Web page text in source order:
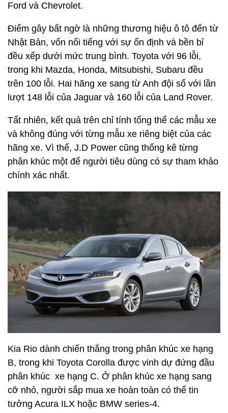
Ford và Chevrolet.
Điểm gây bất ngờ là những thương hiệu ô tô đến từ
Nhật Bản, vốn nổi tiếng với sự ổn định và bền bỉ
đều xếp dưới mức trung bình. Toyota với 96 lỗi,
trong khi Mazda, Honda, Mitsubishi, Subaru đều
trên 100 lỗi. Hai hãng xe sang từ Anh đội sổ với lần
lượt 148 lỗi của Jaguar và 160 lỗi của Land Rover.
Tất nhiên, kết quả trên chỉ tính tổng thể các mẫu xe
và không đúng với từng mẫu xe riêng biệt của các
hãng xe. Vì thế, J.D Power cũng thống kê từng
phân khúc một để người tiêu dùng có sự tham khảo
chính xác nhất.
Kia Rio dành chiến thắng trong phân khúc xe hạng
B, trong khi Toyota Corolla được vinh dự đứng đầu
phân khúc xe hạng C. Ở phân khúc xe hạng sang
cỡ nhỏ, người sắp mua xe hoàn toàn có thể tin
tưởng Acura ILX hoặc BMW series-4.